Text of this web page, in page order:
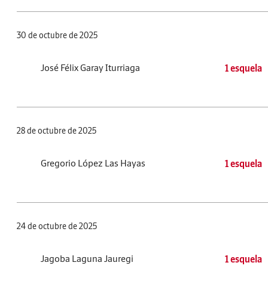
30 de octubre de 2025
José Félix Garay Iturriaga 1 esquela
28 de octubre de 2025
Gregorio López Las Hayas 1 esquela
24 de octubre de 2025
Jagoba Laguna Jauregi 1 esquela